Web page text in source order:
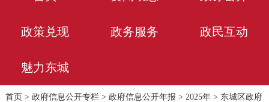
政策兑现 政务服务 政民互动
魅力东城
首页 > 政府信息公开专栏> 政府信息公开年报 > 2025年> 东城区政府